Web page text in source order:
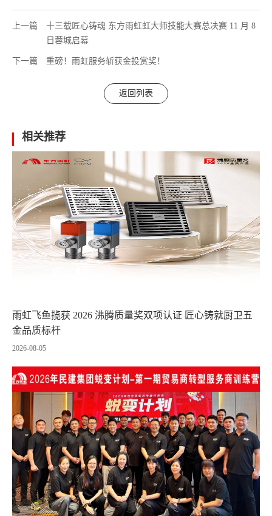
上一篇
十三载匠心铸魂 东方雨虹虹大师技能大赛总决赛 11 月 8
日蓉城启幕
下一篇 重磅！雨虹服务斩获金投赏奖！
返回列表
相关推荐
雨虹飞鱼揽获 2026 沸腾质量奖双项认证 匠心铸就厨卫五
金品质标杆
2026-08-05